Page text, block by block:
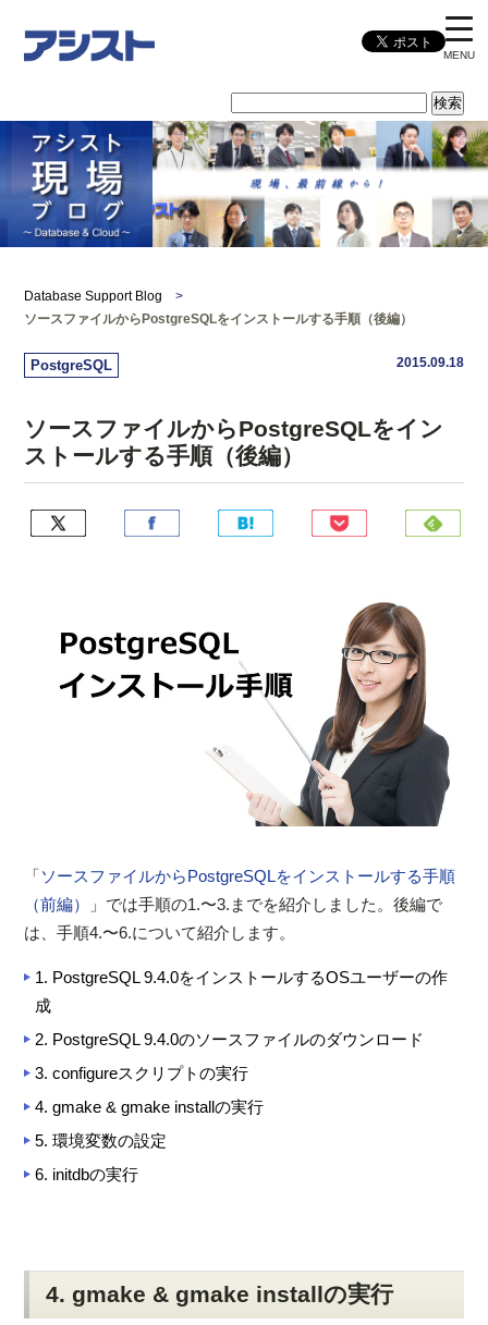
MENU
Database Support Blog
>
ソースファイルからPostgreSQLをインストールする手順（後編）
PostgreSQL 2015.09.18
ソースファイルからPostgreSQLをイン
ストールする手順（後編）
「ソースファイルからPostgreSQLをインストールする手順
（前編）
」では手順の1.〜3.までを紹介しました。後編で
は、手順4.〜6.について紹介します。
1. PostgreSQL 9.4.0をインストールするOSユーザーの作
成
2. PostgreSQL 9.4.0のソースファイルのダウンロード
3. configureスクリプトの実行
4. gmake & gmake installの実行
5. 環境変数の設定
6. initdbの実行
4. gmake & gmake installの実行